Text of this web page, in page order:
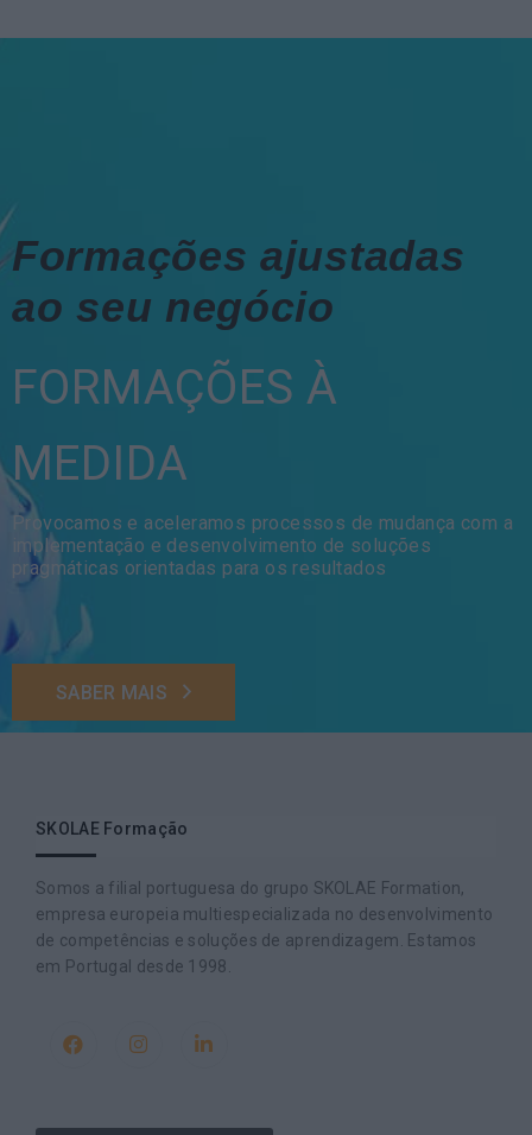
Formações ajustadas
ao seu negócio
FORMAÇÕES À
MEDIDA
Provocamos e aceleramos processos de mudança com a
implementação e desenvolvimento de soluções
pragmáticas orientadas para os resultados
SABER MAIS
SKOLAE Formação
Somos a filial portuguesa do grupo SKOLAE Formation,
empresa europeia multiespecializada no desenvolvimento
de competências e soluções de aprendizagem. Estamos
em Portugal desde 1998.